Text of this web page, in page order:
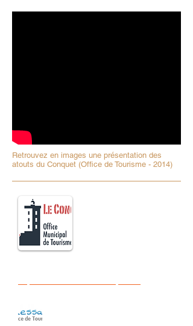
Retrouvez en images une présentation des
atouts du Conquet (Office de Tourisme - 2014)